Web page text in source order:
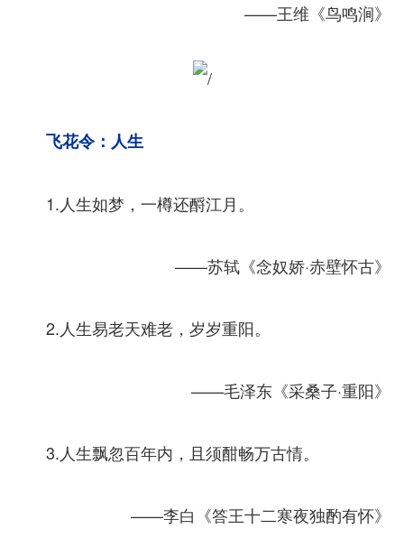
——王维《鸟鸣涧》
飞花令：人生
1.人生如梦，一樽还酹江月。
——苏轼《念奴娇·赤壁怀古》
2.人生易老天难老，岁岁重阳。
——毛泽东《采桑子·重阳》
3.人生飘忽百年内，且须酣畅万古情。
——李白《答王十二寒夜独酌有怀》